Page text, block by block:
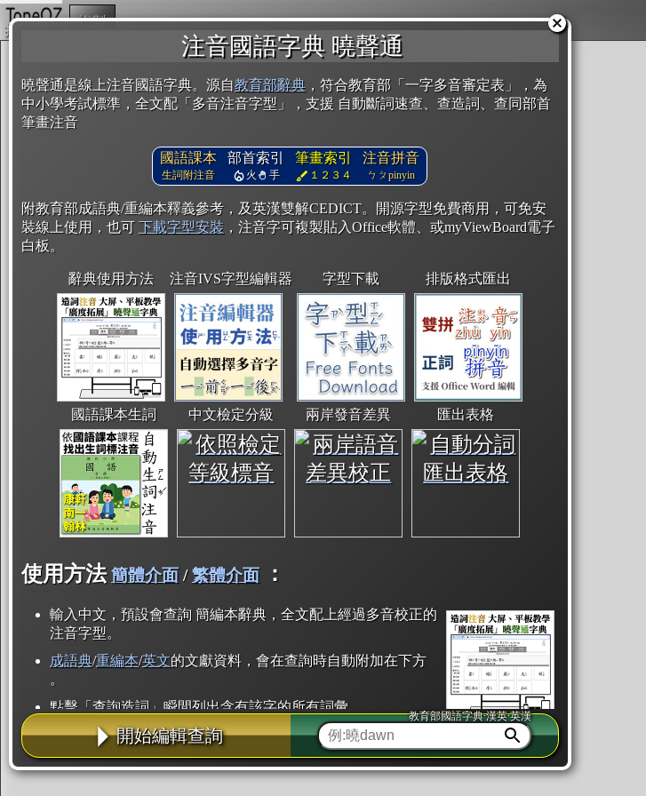
注音國語字典 曉聲通
曉聲通是線上注音國語字典。源自教育部辭典 ，符合教育部「一字多音審定表」，為
中小學考試標準，全文配「多音注音字型」，支援 自動斷詞速查、查造詞、查同部首
筆畫注音
國語課本
生詞附注音
部首索引
火 手
筆畫索引
１２３４
注音拼音
ㄅㄆpinyin
附教育部成語典/重編本釋義參考，及英漢雙解CEDICT。開源字型免費商用，可免安
裝線上使用，也可 下載字型安裝 ，注音字可複製貼入Office軟體、或myViewBoard電子
白板。
辭典使用方法 注音IVS字型編輯器 字型下載 排版格式匯出
國語課本生詞 中文檢定分級 兩岸發音差異 匯出表格
使用方法 簡體介面/繁體介面 ：
輸入中文，預設會查詢 簡編本辭典，全文配上經過多音校正的
注音字型。
成語典/重編本/英文的文獻資料，會在查詢時自動附加在下方
。
點擊「查詢造詞」瞬間列出含有該字的所有詞彙。
點「部首」瞬間列出所有「同部首字」。也支援查詢「同注音」或「同筆畫」。
辭典解釋的全文都經過自動斷詞，點擊便可瞬間「連續查詢」此字詞的解釋，不
用手動重複輸入。
開始編輯查詢
教育部國語字典·漢英·英漢
複製